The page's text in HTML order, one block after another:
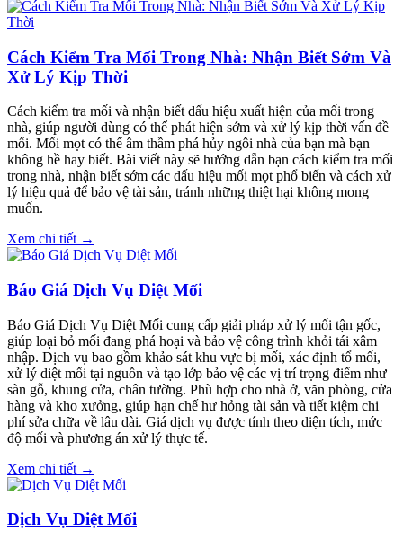
Cách Kiểm Tra Mối Trong Nhà: Nhận Biết Sớm Và
Xử Lý Kịp Thời
Cách kiểm tra mối và nhận biết dấu hiệu xuất hiện của mối trong
nhà, giúp người dùng có thể phát hiện sớm và xử lý kịp thời vấn đề
mối. Mối mọt có thể âm thầm phá hủy ngôi nhà của bạn mà bạn
không hề hay biết. Bài viết này sẽ hướng dẫn bạn cách kiểm tra mối
trong nhà, nhận biết sớm các dấu hiệu mối mọt phổ biến và cách xử
lý hiệu quả để bảo vệ tài sản, tránh những thiệt hại không mong
muốn.
Xem chi tiết →
Báo Giá Dịch Vụ Diệt Mối
Báo Giá Dịch Vụ Diệt Mối cung cấp giải pháp xử lý mối tận gốc,
giúp loại bỏ mối đang phá hoại và bảo vệ công trình khỏi tái xâm
nhập. Dịch vụ bao gồm khảo sát khu vực bị mối, xác định tổ mối,
xử lý diệt mối tại nguồn và tạo lớp bảo vệ các vị trí trọng điểm như
sàn gỗ, khung cửa, chân tường. Phù hợp cho nhà ở, văn phòng, cửa
hàng và kho xưởng, giúp hạn chế hư hỏng tài sản và tiết kiệm chi
phí sửa chữa về lâu dài. Giá dịch vụ được tính theo diện tích, mức
độ mối và phương án xử lý thực tế.
Xem chi tiết →
Dịch Vụ Diệt Mối